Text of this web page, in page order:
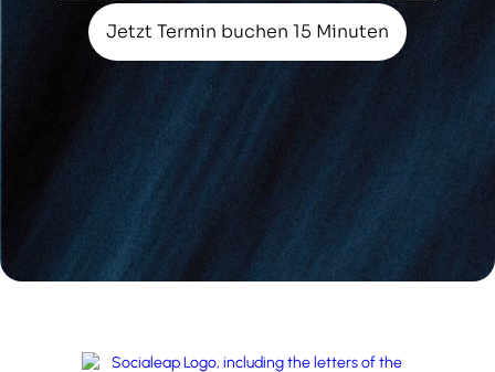
Jetzt Termin buchen 15 Minuten